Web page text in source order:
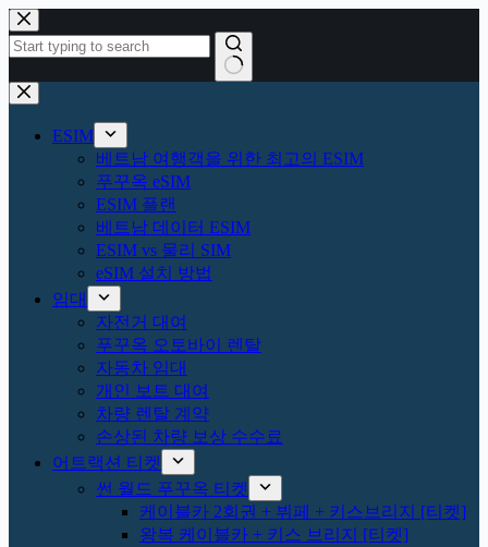
본
문
으
로
건
결
ESIM
베트남 여행객을 위한 최고의 ESIM
푸꾸옥 eSIM
ESIM 플랜
베트남 데이터 ESIM
ESIM vs 물리 SIM
eSIM 설치 방법
임대
자전거 대여
푸꾸옥 오토바이 렌탈
자동차 임대
개인 보트 대여
차량 렌탈 계약
손상된 차량 보상 수수료
어트랙션 티켓
썬 월드 푸꾸옥 티켓
케이블카 2회권 + 뷔페 + 키스브리지 [티켓]
왕복 케이블카 + 키스 브리지 [티켓]